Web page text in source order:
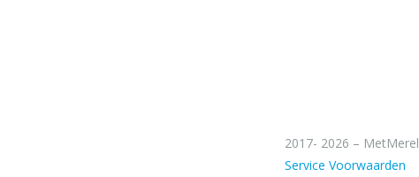
2017- 2026 – MetMerel
Service Voorwaarden